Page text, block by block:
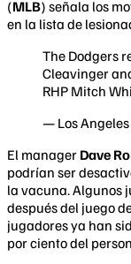
(MLB) señala los
en la lista de
The Dodgers
Cleavinger
RHP Mitch
— Los
El manager Dave
podrían ser
la vacuna. Algunos
después del juego
jugadores ya han
por ciento del